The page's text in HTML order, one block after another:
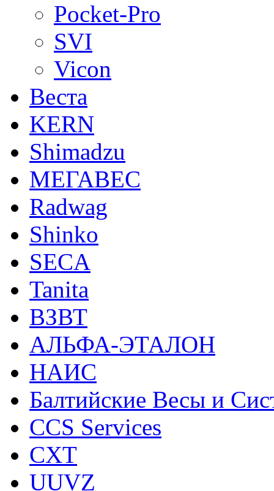
Pocket-Pro
SVI
Vicon
Веста
KERN
Shimadzu
МЕГАВЕС
Radwag
Shinko
SECA
Tanita
ВЗВТ
АЛЬФА-ЭТАЛОН
НАИС
Балтийские Весы и
CCS Services
CXT
UUVZ